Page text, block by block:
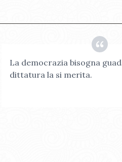
La democrazia bisogna
dittatura la si merita.